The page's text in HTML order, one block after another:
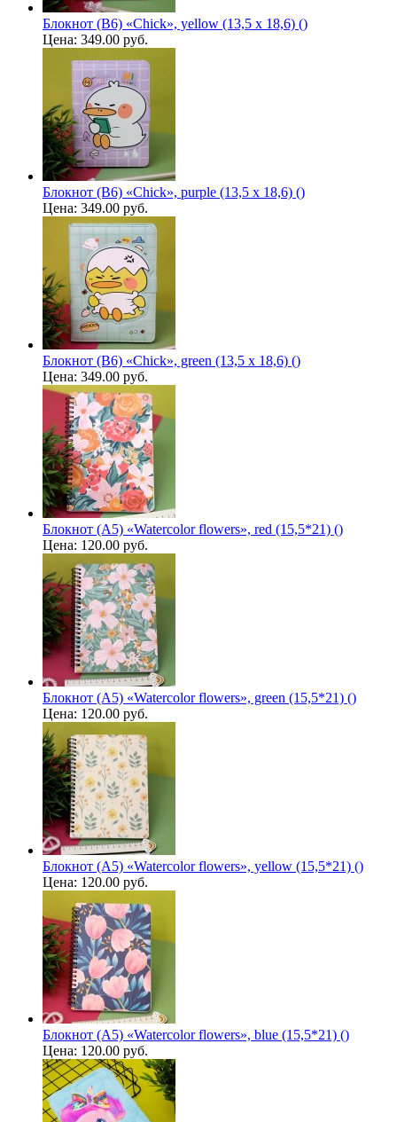
Блокнот (B6) «Chick», yellow (13,5 х 18,6) ()
Цена: 349.00 руб.
Блокнот (B6) «Chick», purple (13,5 х 18,6) ()
Цена: 349.00 руб.
Блокнот (B6) «Chick», green (13,5 х 18,6) ()
Цена: 349.00 руб.
Блокнот (A5) «Watercolor flowers», red (15,5*21) ()
Цена: 120.00 руб.
Блокнот (A5) «Watercolor flowers», green (15,5*21) ()
Цена: 120.00 руб.
Блокнот (A5) «Watercolor flowers», yellow (15,5*21) ()
Цена: 120.00 руб.
Блокнот (A5) «Watercolor flowers», blue (15,5*21) ()
Цена: 120.00 руб.